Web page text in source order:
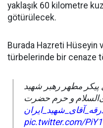
yaklaşık 60 kilometre
götürülecek.
Burada Hazreti Hüseyin
türbelerinde bir cenaze
مطهر رهبر شهید
و حرم حضرت
pic.twitter.com/